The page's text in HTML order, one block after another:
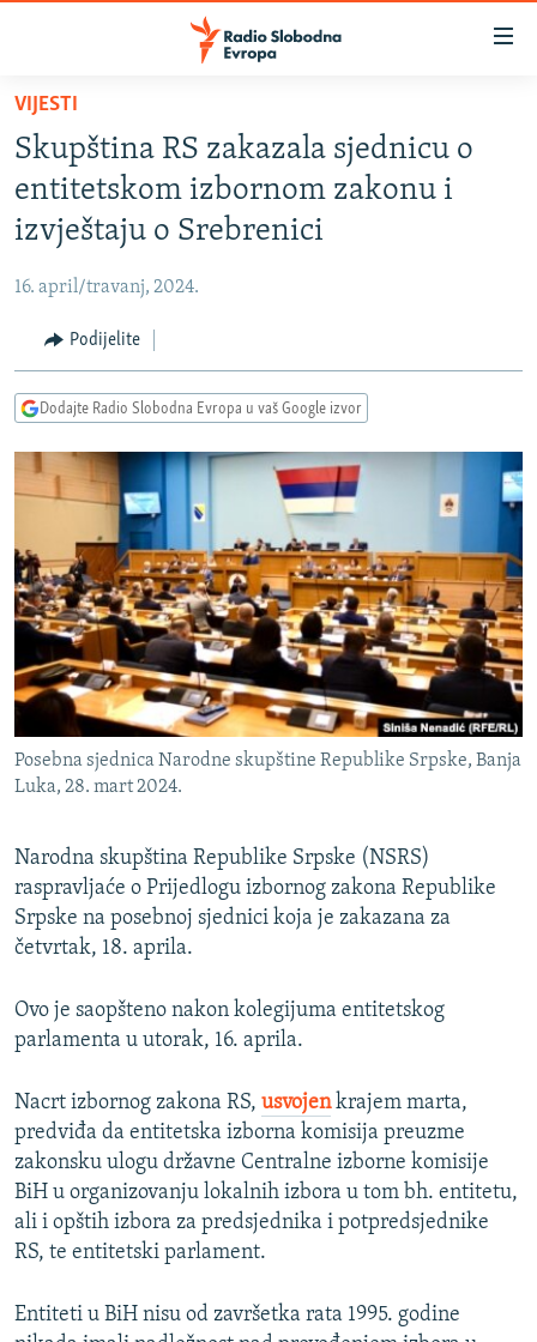
Pređite
glavni
sadržaj
Pređite
na
glavnu
navigaciju
Pređite
na
pretragu
VIJESTI
BOSNA I HERCEGOVINA
SRBIJA
KOSOVO
CRNA GORA
VIZUELNO
INFOGRAFIKE
RAT U UKRAJINI
KINA NA BALKANU
RSE PRIČE IZ SVIJETA
ISPRIČAJ MI
DNEVNO@RSE
SPECIJALI RSE
VIŠE OD NASLOVA
GENOCID U SREBRENICI
POPLAVE I KLIZIŠTA U BIH 2024.
POST SCRIPTUM
MOJA EVROPA
TRI DECENIJE OD RATA U BIH
NASTANAK I RASPAD JUGOSLAVIJE
PRATITE NAS
VIJESTI
Skupština RS zakazala sjednicu o
entitetskom izbornom zakonu i
izvještaju o Srebrenici
16. april/travanj, 2024.
Podijelite
Dodajte Radio Slobodna Evropa u vaš Google izvor
Posebna sjednica Narodne skupštine Republike Srpske, Banja
Luka, 28. mart 2024.
Narodna skupština Republike Srpske (NSRS)
raspravljaće o Prijedlogu izbornog zakona Republike
Srpske na posebnoj sjednici koja je zakazana za
četvrtak, 18. aprila.
Ovo je saopšteno nakon kolegijuma entitetskog
parlamenta u utorak, 16. aprila.
Nacrt izbornog zakona RS, usvojen krajem marta,
predviđa da entitetska izborna komisija preuzme
zakonsku ulogu državne Centralne izborne komisije
BiH u organizovanju lokalnih izbora u tom bh. entitetu,
ali i opštih izbora za predsjednika i potpredsjednike
RS, te entitetski parlament.
Entiteti u BiH nisu od završetka rata 1995. godine